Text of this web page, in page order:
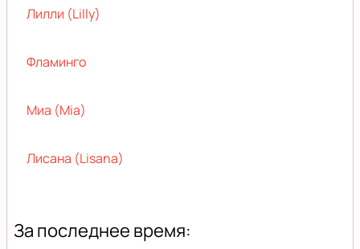
Лилли (Lilly)
Фламинго
Миа (Mia)
Лисана (Lisana)
За последнее время: